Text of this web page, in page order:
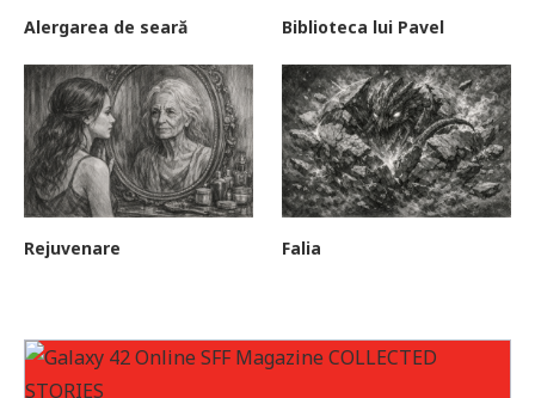
Alergarea de seară Biblioteca lui Pavel
Rejuvenare Falia